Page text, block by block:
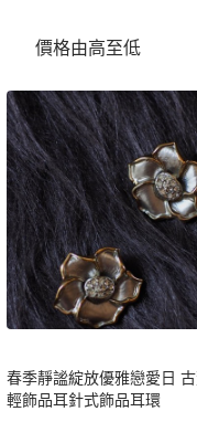
價格由高至低
春季靜謐綻放優雅戀愛日
輕飾品耳針式飾品耳環